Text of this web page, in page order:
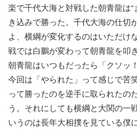
楽で千代大海と対戦した朝青龍は“
き込みで勝った。千代大海の仕切
よ、横綱が変化するのはいただけ
戦では白鵬が変わって朝青龍を叩
朝青龍はいつもだったら「クソッ
今回は「やられた」って感じで苦
って勝ったのを逆手に取られたの
う。それにしても横綱と大関の一
いうのは長年大相撲を見ている僕